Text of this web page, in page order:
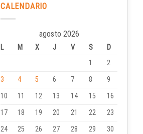
CALENDARIO
agosto 2026
L M X J V S
D
1
2
3
4 5 6 7 8
9
10
11 12 13 14 15
16
17
18 19 20 21 22
23
24
25 26 27 28 29
30